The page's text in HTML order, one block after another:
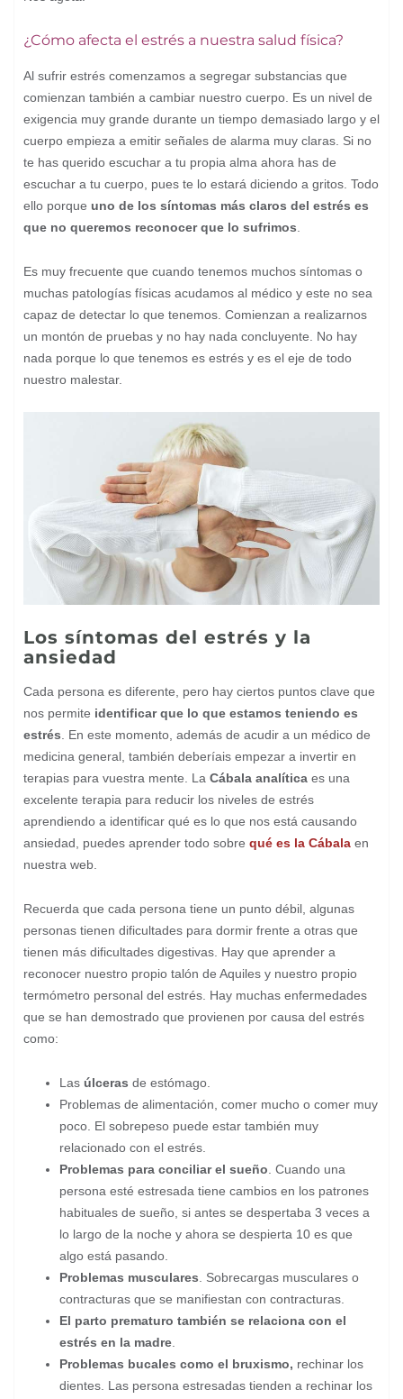
¿Cómo afecta el estrés a nuestra salud física?
Al sufrir estrés comenzamos a segregar substancias que
comienzan también a cambiar nuestro cuerpo. Es un nivel de
exigencia muy grande durante un tiempo demasiado largo y el
cuerpo empieza a emitir señales de alarma muy claras. Si no
te has querido escuchar a tu propia alma ahora has de
escuchar a tu cuerpo, pues te lo estará diciendo a gritos. Todo
ello porque uno de los síntomas más claros del estrés es
que no queremos reconocer que lo sufrimos
Es muy frecuente que cuando tenemos muchos síntomas o
muchas patologías físicas acudamos al médico y este no sea
capaz de detectar lo que tenemos. Comienzan a realizarnos
un montón de pruebas y no hay nada concluyente. No hay
nada porque lo que tenemos es estrés y es el eje de todo
nuestro malestar.
Los síntomas del estrés y la
ansiedad
Cada persona es diferente, pero hay ciertos puntos clave que
nos permite identificar que lo que estamos teniendo es
estrés . En este momento, además de acudir a un médico de
medicina general, también deberíais empezar a invertir en
terapias para vuestra mente. La Cábala analítica es una
excelente terapia para reducir los niveles de estrés
aprendiendo a identificar qué es lo que nos está causando
ansiedad, puedes aprender todo sobre qué es la Cábala en
nuestra web.
Recuerda que cada persona tiene un punto débil, algunas
personas tienen dificultades para dormir frente a otras que
tienen más dificultades digestivas. Hay que aprender a
reconocer nuestro propio talón de Aquiles y nuestro propio
termómetro personal del estrés. Hay muchas enfermedades
que se han demostrado que provienen por causa del estrés
como:
Las úlceras de estómago.
Problemas de alimentación, comer mucho o comer muy
poco. El sobrepeso puede estar también muy
relacionado con el estrés.
Problemas para conciliar el sueño . Cuando una
persona esté estresada tiene cambios en los patrones
habituales de sueño, si antes se despertaba 3 veces a
lo largo de la noche y ahora se despierta 10 es que
algo está pasando.
Problemas musculares . Sobrecargas musculares o
contracturas que se manifiestan con contracturas.
El parto prematuro también se relaciona con el
estrés en la madre
Problemas bucales como el bruxismo, rechinar los
dientes. Las persona estresadas tienden a rechinar los